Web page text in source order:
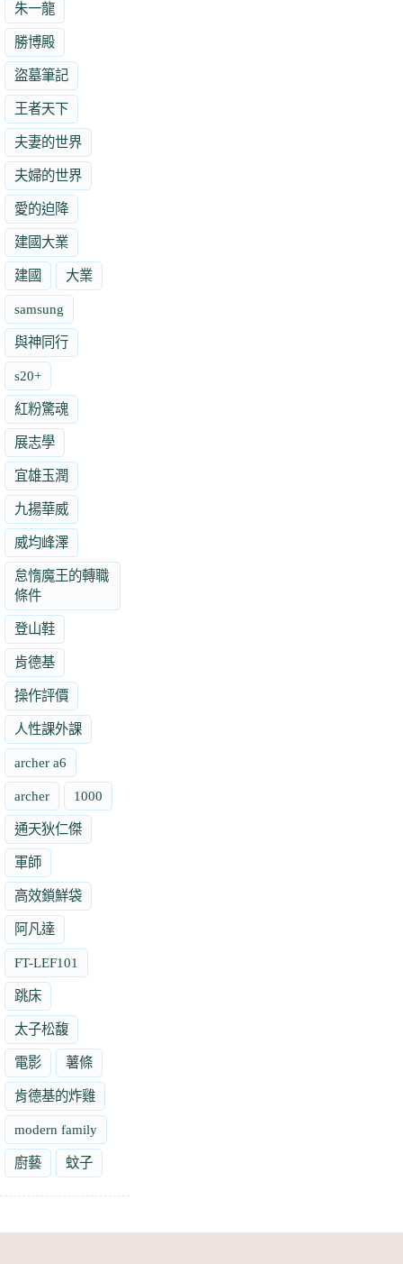
朱一龍
勝博殿
盜墓筆記
王者天下
夫妻的世界
夫婦的世界
愛的迫降
建國大業
建國 大業
samsung
與神同行
s20+
紅粉驚魂
展志學
宜雄玉潤
九揚華威
威均峰澤
怠惰魔王的轉職
條件
登山鞋
肯德基
操作評價
人性課外課
archer a6
archer 1000
通天狄仁傑
軍師
高效鎖鮮袋
阿凡達
FT-LEF101
跳床
太子松馥
電影 薯條
肯德基的炸雞
modern family
廚藝 蚊子